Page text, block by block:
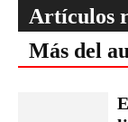
Artículos
Más del